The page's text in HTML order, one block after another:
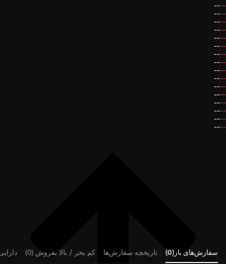
--
--
--
--
--
--
--
--
--
--
--
--
--
--
--
--
--
--
--
--
--
--
--
--
--
--
--
--
--
--
--
--
سفارش‌های باز(0) تاریخچه سفارش‌ها کم بخر / بالا بفروش (0)